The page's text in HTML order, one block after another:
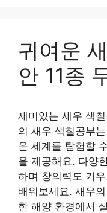
귀여운
안 11종
재미있는 새우 색
의 새우 색칠공부
운 세계를 탐험할
을 제공해요. 다양
하며 창의력도 키
배워보세요. 새우
한 해양 환경에서